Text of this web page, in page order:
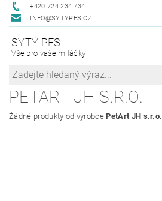
+420 724 234 734
INFO@SYTYPES.CZ
SYTÝ PES
Vše pro vaše miláčky
PETART JH S.R.O.
Žádné produkty od výrobcePetArt JH s.r.o.